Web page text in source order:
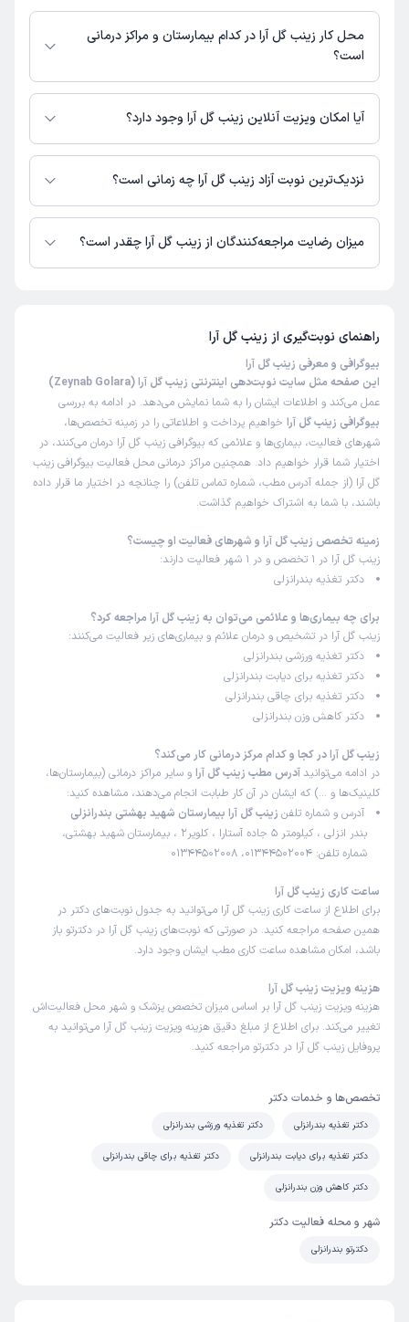
بیمارستان شهید بهشتی : 01344502004,01344502008
محل کار زینب گل آرا در کدام بیمارستان و مراکز درمانی
است؟
اطلاعاتی درباره محل فعالیت زینب گل آرا در مراکز درمانی در دسترس نیست.
آیا امکان ویزیت آنلاین زینب گل آرا وجود دارد؟
در حال حاضر اطلاعاتی درباره ارائه ویزیت آنلاین توسط زینب گل آرا در دسترس
نیست. برای دریافت اطلاعات دقیق‌تر، لطفاً با مطب تماس بگیرید.
نزدیک‌ترین نوبت آزاد زینب گل آرا چه زمانی است؟
زمان نوبت‌دهی و پذیرش بیماران با هماهنگی مطب مشخص می‌شود.
میزان رضایت مراجعه‌کنندگان از زینب گل آرا چقدر است؟
راهنمای نوبت‌گیری از زینب گل آرا
بیوگرافی و معرفی زینب گل آرا
این صفحه مثل سایت نوبت‌دهی اینترنتی زینب گل آرا (Zeynab Golara)
عمل می‌کند و اطلاعات ایشان را به شما نمایش می‌دهد. در ادامه به بررسی
بیوگرافی زینب گل آرا خواهیم پرداخت و اطلاعاتی را در زمینه تخصص‌ها،
شهرهای فعالیت، بیماری‌ها و علائمی که بیوگرافی زینب گل آرا درمان می‌کنند، در
اختیار شما قرار خواهیم داد. همچنین مراکز درمانی محل فعالیت بیوگرافی زینب
گل آرا (از جمله آدرس مطب، شماره تماس تلفن) را چنانچه در اختیار ما قرار داده
باشند، با شما به اشتراک خواهیم گذاشت.
زمینه تخصص زینب گل آرا و شهرهای فعالیت او چیست؟
زینب گل آرا در 1 تخصص و در 1 شهر فعالیت دارند:
دکتر تغذیه بندرانزلی
برای چه بیماری‌ها و علائمی می‌توان به زینب گل آرا مراجعه کرد؟
زینب گل آرا در تشخیص و درمان علائم و بیماری‌های زیر فعالیت می‌کنند:
دکتر تغذیه ورزشی بندرانزلی
دکتر تغذیه برای دیابت بندرانزلی
دکتر تغذیه برای چاقی بندرانزلی
دکتر کاهش وزن بندرانزلی
زینب گل آرا در کجا و کدام مرکز درمانی کار می‌کند؟
در ادامه می‌توانید آدرس مطب زینب گل آرا و سایر مراکز درمانی (بیمارستان‌ها،
کلینیک‌ها و …) که ایشان در آن کار طبابت انجام می‌دهند، مشاهده کنید:
آدرس و شماره تلفن زینب گل آرا بیمارستان شهید بهشتی بندرانزلی
بندر انزلی ، کیلومتر 5 جاده آستارا ، کلویر2 ، بیمارستان شهید بهشتی،
شماره تلفن: 01344502004، 01344502008
ساعت کاری زینب گل آرا
برای اطلاع از ساعت کاری زینب گل آرا می‌توانید به جدول نوبت‌های دکتر در
همین صفحه مراجعه کنید. در صورتی که نوبت‌های زینب گل آرا در دکترتو باز
باشد، امکان مشاهده ساعت کاری مطب ایشان وجود دارد.
هزینه ویزیت زینب گل آرا
هزینه ویزیت زینب گل آرا بر اساس میزان تخصص پزشک و شهر محل فعالیت‌اش
تغییر می‌کند. برای اطلاع از مبلغ دقیق هزینه ویزیت زینب گل آرا می‌توانید به
پروفایل زینب گل آرا در دکترتو مراجعه کنید.
تخصص‌ها و خدمات دکتر
دکتر تغذیه بندرانزلی دکتر تغذیه ورزشی بندرانزلی
دکتر تغذیه برای دیابت بندرانزلی دکتر تغذیه برای چاقی بندرانزلی
دکتر کاهش وزن بندرانزلی
شهر و محله فعالیت دکتر
دکترتو بندرانزلی